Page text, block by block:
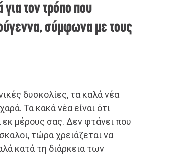
τον τρόπο που
σύμφωνα με τους
δυσκολίες, τα καλά νέα
Τα κακά νέα είναι ότι
εκ μέρους σας. Δεν φτάνει που
τώρα χρειάζεται να
κατά τη διάρκεια των